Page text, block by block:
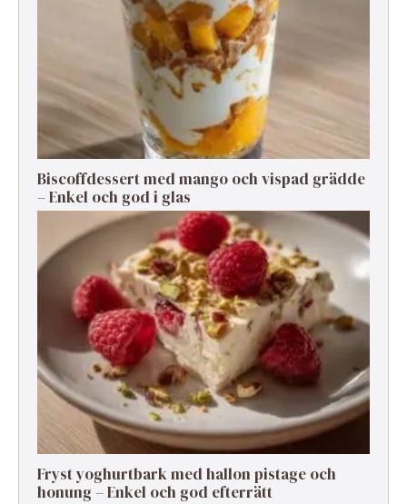
Biscoffdessert med mango och vispad grädde
– Enkel och god i glas
Fryst yoghurtbark med hallon pistage och
honung – Enkel och god efterrätt